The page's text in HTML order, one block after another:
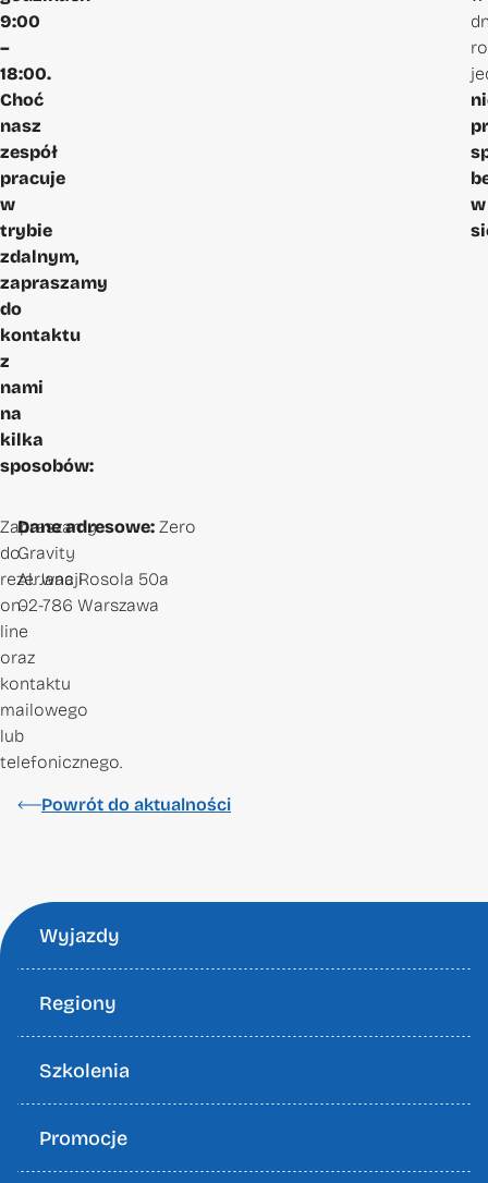
9:00
–
18:00.
Choć
nasz
zespół
pracuje
w
trybie
zdalnym,
zapraszamy
do
kontaktu
z
nami
na
kilka
sposobów:
w
Zapraszamy
do
rezerwacji
on-
line
oraz
kontaktu
mailowego
lub
telefonicznego.
Dane adresowe: Zero
Gravity
Al. Jana Rosola 50a
02-786 Warszawa
Powrót do aktualności
Wyjazdy
Regiony
Szkolenia
Promocje